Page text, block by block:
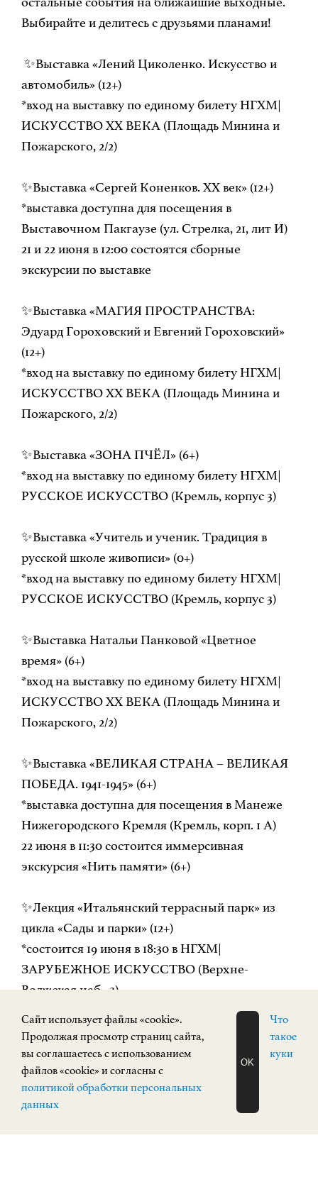
Выбирайте и делитесь с друзьями планами!
✨Выставка «Лений Циколенко. Искусство и
автомобиль» (12+)
*вход на выставку по единому билету НГХМ|
ИСКУССТВО ХХ ВЕКА (Площадь Минина и
Пожарского, 2/2)
✨Выставка «Сергей Коненков. XX век» (12+)
*выставка доступна для посещения в
Выставочном Пакгаузе (ул. Стрелка, 21, лит И)
21 и 22 июня в 12:00 состоятся сборные
экскурсии по выставке
✨Выставка «МАГИЯ ПРОСТРАНСТВА:
Эдуард Гороховский и Евгений Гороховский»
(12+)
*вход на выставку по единому билету НГХМ|
ИСКУССТВО ХХ ВЕКА (Площадь Минина и
Пожарского, 2/2)
✨Выставка «ЗОНА ПЧЁЛ» (6+)
*вход на выставку по единому билету НГХМ|
РУССКОЕ ИСКУССТВО (Кремль, корпус 3)
✨Выставка «Учитель и ученик. Традиция в
русской школе живописи» (0+)
*вход на выставку по единому билету НГХМ|
РУССКОЕ ИСКУССТВО (Кремль, корпус 3)
✨Выставка Натальи Панковой «Цветное
время» (6+)
*вход на выставку по единому билету НГХМ|
ИСКУССТВО ХХ ВЕКА (Площадь Минина и
Пожарского, 2/2)
✨Выставка «ВЕЛИКАЯ СТРАНА – ВЕЛИКАЯ
ПОБЕДА. 1941-1945» (6+)
*выставка доступна для посещения в Манеже
Нижегородского Кремля (Кремль, корп. 1 А)
22 июня в 11:30 состоится иммерсивная
экскурсия «Нить памяти» (6+)
✨Лекция «Итальянский террасный парк» из
цикла «Сады и парки» (12+)
*состоится 19 июня в 18:30 в НГХМ|
ЗАРУБЕЖНОЕ ИСКУССТВО (Верхне-
Волжская наб., 3)
✨Лекция «Творчество Леонардо да Винчи» из
цикла «Титаны Возрождения» (12+)
*состоится 21 июня в 14:00 в НГХМ|
ЗАРУБЕЖНОЕ ИСКУССТВО (Верхне-
Волжская наб., 3)
ЗАПИСАТЬСЯ
НА ЭКСКУРСИЮ
Cайт использует файлы «cookie».
Продолжая просмотр страниц сайта,
вы соглашаетесь с использованием
файлов «cookie» и согласны с
политикой обработки персональных
данных
OK
Что
такое
куки